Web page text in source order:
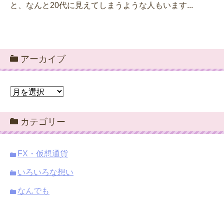
と、なんと20代に見えてしまうような人もいます...
アーカイブ
ア
カ
イ
ブ
カテゴリー
FX・仮想通貨
いろいろな想い
なんでも